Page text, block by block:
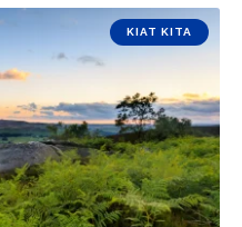
KIAT KITA